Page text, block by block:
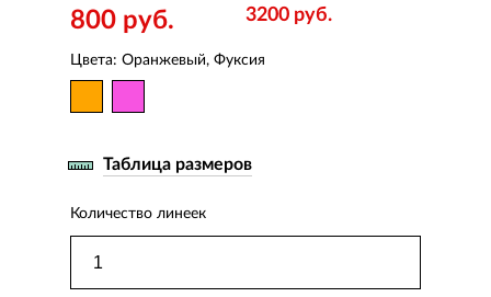
800 руб. 3200 руб.
Цвета: Оранжевый, Фуксия
Таблица размеров
Количество линеек